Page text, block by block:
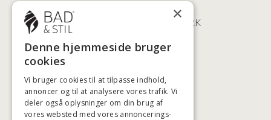
ØSTERBROGADE 202
2100 KØBENHAVN • DANMARK
+45 3920 5084
HØJESTE KREDITVÆRDIGHED
×
Denne hjemmeside bruger
cookies
Vi bruger cookies til at tilpasse indhold,
annoncer og til at analysere vores trafik. Vi
deler også oplysninger om din brug af
vores websted med vores annoncerings-